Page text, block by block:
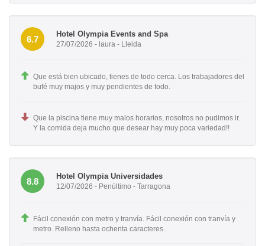
6.7
Hotel Olympia Events and Spa
27/07/2026 - laura - Lleida
Que está bien ubicado, tienes de todo cerca. Los trabajadores del
bufé muy majos y muy pendientes de todo.
Que la piscina tiene muy malos horarios, nosotros no pudimos ir.
Y la comida deja mucho que desear hay muy poca variedad!!
8.8
Hotel Olympia Universidades
12/07/2026 - Penúltimo - Tarragona
Fácil conexión con metro y tranvía. Fácil conexión con tranvía y
metro. Relleno hasta ochenta caracteres.